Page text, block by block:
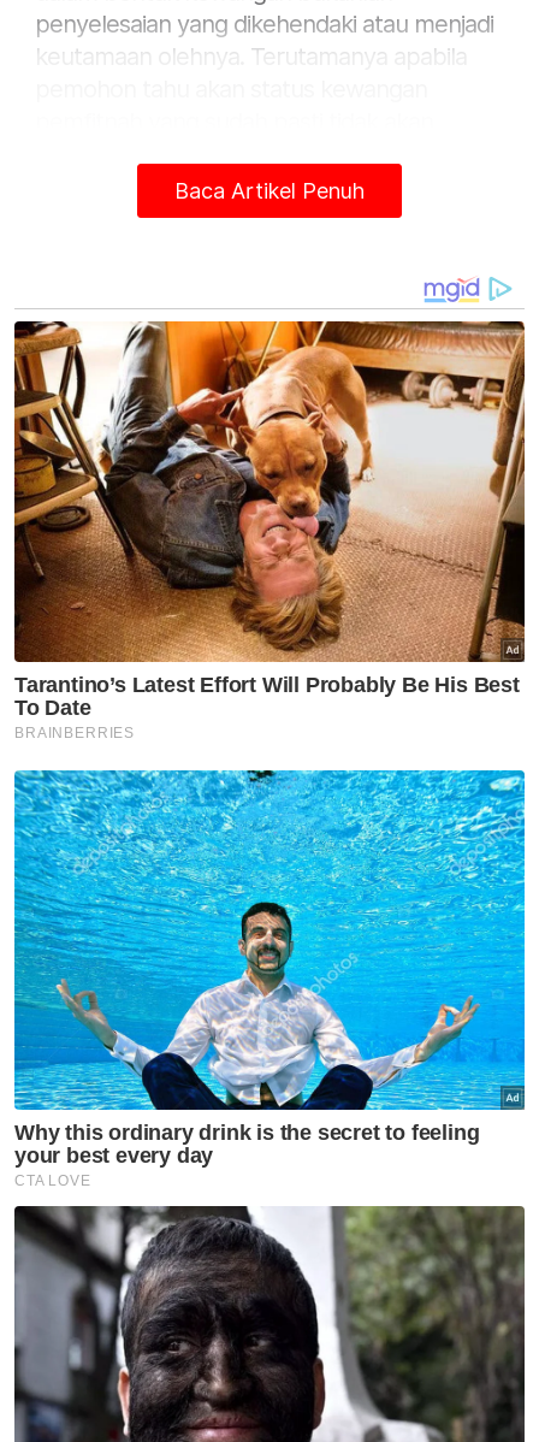
penyelesaian yang dikehendaki atau menjadi
keutamaan olehnya. Terutamanya apabila
kewangan, atau mungkin reputasi tinggi
pemohon yang tidak boleh diganti rugi
menghalang pemfitnah daripada terus
menyebarkan fitnah mengenai pemohon.
Namun, kita perlu faham bahawa meluluskan
perintah injunksi ini tertakluk kepada budi
bicara penuh mahkamah. Jadi, jika
mahkamah rasakan perintah injunksi tidak
diperlukan atau tidak sesuai, maka sudah
tentu permohonan injunksi anda akan ditolak.
Sudah tentu, dalam membuat permohonan
injunksi fitnah, tiga elemen utama saman
fitnah seperti yang pernah diperbincangkan
pada artikel saya sebelum ini bertajuk
‘Memulakan Saman Fitnah’ perlu dipenuhi
terlebih dahulu. Kemudian, barulah
mahkamah akan terus mendengar alasan
kenapa perlu diberikan perintah injunksi
kepada pemfitnah.
Malah, dalam kes Ngoi Thiam Woh v CTOS
Sdn Bhd dan lain-lain, mahkamah telah
menggariskan beberapa kriteria dalam
meluluskan permohonan injunksi fitnah
antaranya adalah seperti kenyataan tersebut
tanpa ragu adalah bersifat fitnah dan boleh
Baca Artikel Penuh